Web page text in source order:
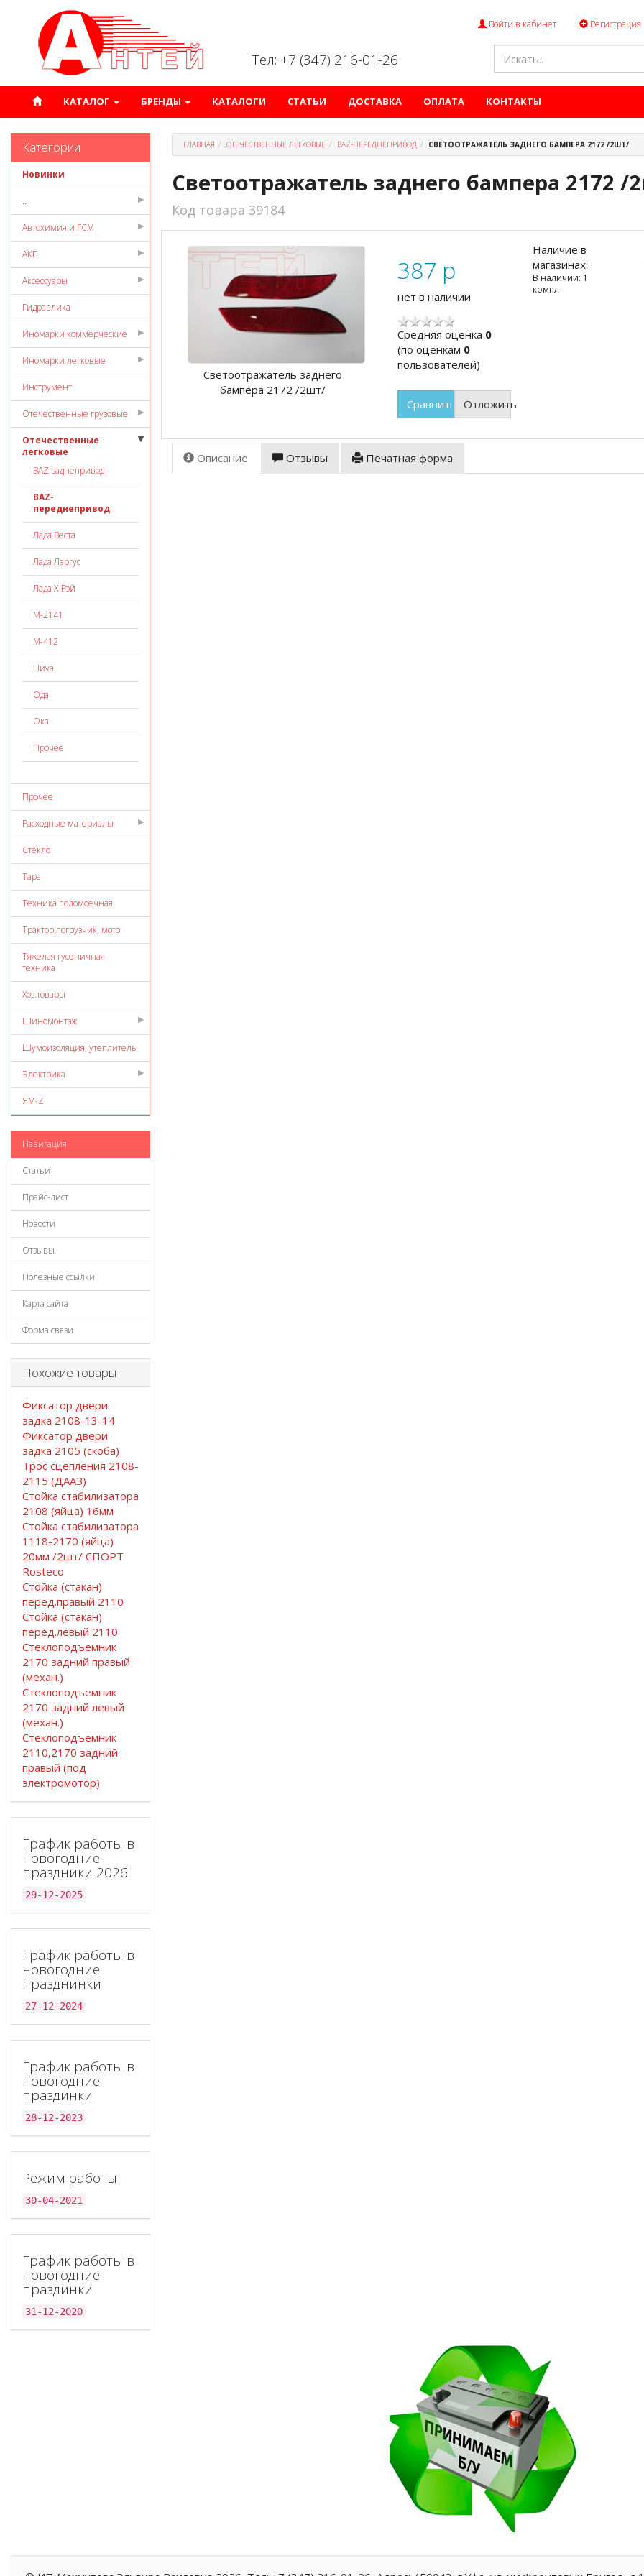
Войти в кабинет Регистрация
Тел: +7 (347) 216-01-26
КАТАЛОГ БРЕНДЫ КАТАЛОГИ СТАТЬИ ДОСТАВКА ОПЛАТА КОНТАКТЫ
Категории
Новинки
..
Автохимия и ГСМ
АКБ
Аксессуары
Гидравлика
Иномарки коммерческие
Иномарки легковые
Инструмент
Отечественные грузовые
Отечественные
легковые
ВАZ-заднепривод
ВАZ-
переднепривод
Лада Веста
Лада Ларгус
Лада Х-Рэй
М-2141
М-412
Ниvа
Ода
Ока
Прочее
Прочее
Расходные материалы
Стекло
Тара
Техника поломоечная
Трактор,погрузчик, мото
Тяжелая гусеничная
техника
Хоз.товары
Шиномонтаж
Шумоизоляция, утеплитель
Электрика
ЯМ-Z
Навигация
Статьи
Прайс-лист
Новости
Отзывы
Полезные ссылки
Карта сайта
Форма связи
Похожие товары
Фиксатор двери
задка 2108-13-14
Фиксатор двери
задка 2105 (скоба)
Трос сцепления 2108-
2115 (ДААЗ)
Стойка стабилизатора
2108 (яйца) 16мм
Стойка стабилизатора
1118-2170 (яйца)
20мм /2шт/ СПОРТ
Rosteco
Стойка (стакан)
перед.правый 2110
Стойка (стакан)
перед.левый 2110
Стеклоподъемник
2170 задний правый
(механ.)
Стеклоподъемник
2170 задний левый
(механ.)
Стеклоподъемник
2110,2170 задний
правый (под
электромотор)
График работы в
новогодние
праздники 2026!
29-12-2025
График работы в
новогодние
празднинки
27-12-2024
График работы в
новогодние
праздинки
28-12-2023
Режим работы
30-04-2021
График работы в
новогодние
праздинки
31-12-2020
ГЛАВНАЯ ОТЕЧЕСТВЕННЫЕ ЛЕГКОВЫЕ ВАZ-ПЕРЕДНЕПРИВОД СВЕТООТРАЖАТЕЛЬ ЗАДНЕГО БАМПЕРА 2172 /2ШТ/
Светоотражатель заднего бампера 2172 /
Код товара 39184
Светоотражатель заднего
бампера 2172 /2шт/
387 p
нет в наличии
Cредняя оценка 0
(по оценкам 0
пользователей)
Сравнить Отложить
Наличие в
магазинах:
В наличии: 1
компл
Описание Отзывы Печатная форма